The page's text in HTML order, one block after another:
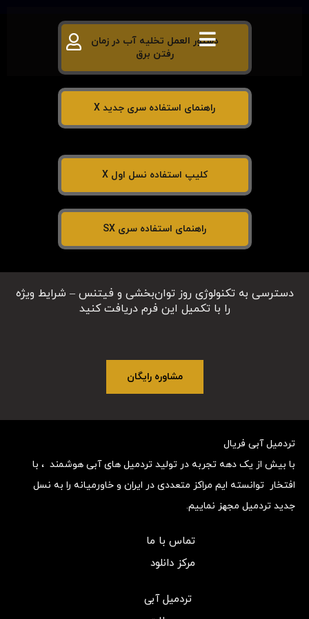
دستور العمل تخلیه آب در زمان
رفتن برق
راهنمای استفاده سری جدید X
کلیپ استفاده نسل اول X
راهنمای استفاده سری SX
دسترسی به تکنولوژی روز توان‌بخشی و فیتنس – شرایط ویژه
را با تکمیل این فرم دریافت کنید
مشاوره رایگان
تردمیل آبی فریال
با بیش از یک دهه تجربه در تولید تردمیل های آبی هوشمند ، با
افتخار توانسته ایم مراکز متعددی در ایران و خاورمیانه را به نسل
جدید تردمیل مجهز نماییم.
تماس با ما
مرکز دانلود
تردمیل آبی